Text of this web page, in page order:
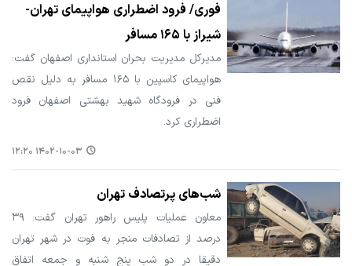
فوری/ فرود اضطراری هواپیمای تهران-
شیراز با ۱۶۵ مسافر
مدیرکل مدیریت بحران استانداری اصفهان گفت:
هواپیمای کاسپین با ۱۶۵ مسافر به دلیل نقص
فنی در فرودگاه شهید بهشتی اصفهان فرود
اضطراری کرد.
۱۴۰۲-۱۰-۰۳ ۱۲:۲۰
شب‌های پرتصادف تهران
معاون عملیات پلیس راهور تهران گفت: ۳۹
درصد از تصادفات منجر به فوت در شهر تهران
دقیقا در دو شب پنج شنبه و جمعه اتفاق